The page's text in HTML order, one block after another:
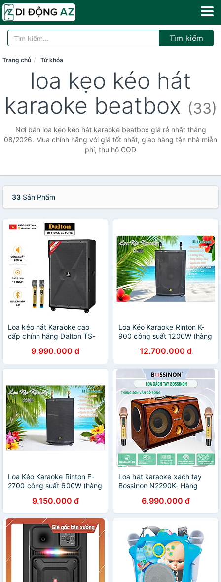
Tìm kiếm
Trang chủ Từ khóa
loa kẹo kéo hát
karaoke beatbox (33)
Nơi bán loa kẹo kéo hát karaoke beatbox giá rẻ nhất tháng
08/2026. Mua chính hãng với giá tốt nhất, giao hàng tận nhà miễn
phí, thu hộ COD
33 Sản Phẩm
Loa kéo hát Karaoke cao
cấp chính hãng Dalton TS-
9.990.000 đ
Loa Kéo Karaoke Rinton K-
900 công suất 1200W (hàng
12.700.000 đ
Loa Kéo Karaoke Rinton F-
2700 công suất 600W (hàng
9.150.000 đ
Loa hát karaoke xách tay
Bossinon N2290K- Hàng
6.990.000 đ